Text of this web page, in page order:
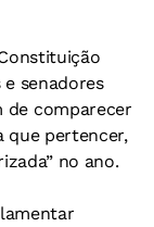
senadores
de comparecer
que pertencer,
no ano.